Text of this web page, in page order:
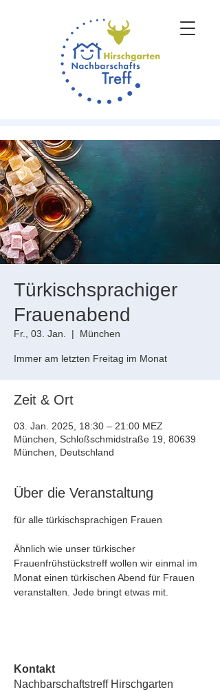
Türkischsprachiger
Frauenabend
Fr., 03. Jan.
  |
München
Zeit & Ort
03. Jan. 2025, 18:30 – 21:00 MEZ
München, Schloßschmidstraße 19, 80639
München, Deutschland
Über die Veranstaltung
für alle türkischsprachigen Frauen
Ähnlich wie unser türkischer
Frauenfrühstückstreff wollen wir einmal im
Monat einen türkischen Abend für Frauen
veranstalten. Jede bringt etwas mit.
Kontakt
Nachbarschaftstreff Hirschgarten